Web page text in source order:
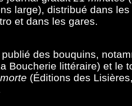
large), distribué dans
et dans les gares.
des bouquins,
Boucherie littéraire) et le
(Éditions des